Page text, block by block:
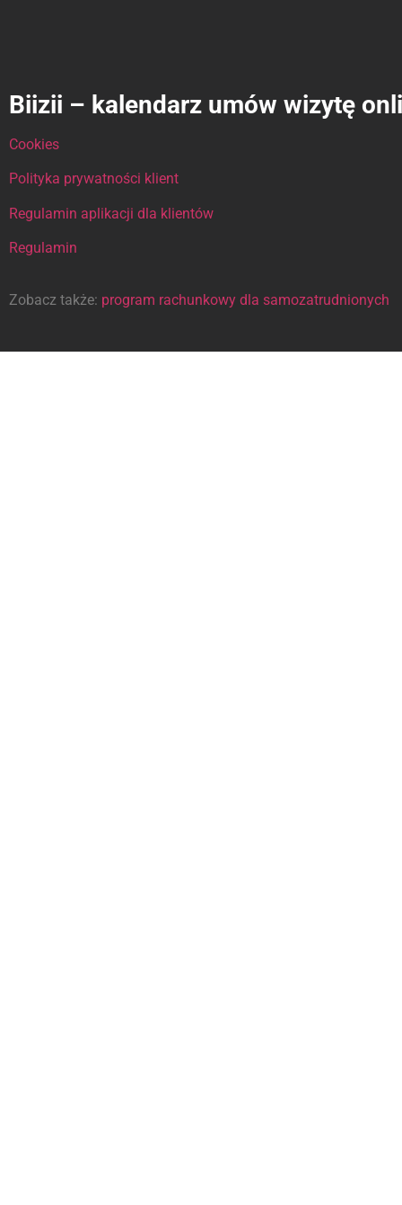
Biizii – kalendarz umów wizytę
Cookies
Polityka prywatności klient
Regulamin aplikacji dla klientów
Regulamin
Zobacz także: program rachunkowy dla samozatrudnionych